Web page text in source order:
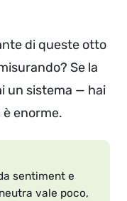
di queste otto
Se la
un sistema — hai
enorme.
sentiment e
vale poco,